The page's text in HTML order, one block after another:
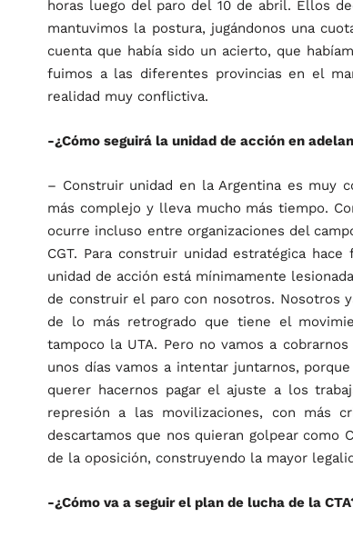
horas luego del paro del 10 de abril. Ellos
mantuvimos la postura, jugándonos una
cuenta que había sido un acierto, que
fuimos a las diferentes provincias en el
realidad muy conflictiva.
-¿Cómo seguirá la unidad de acción en
– Construir unidad en la Argentina es muy
más complejo y lleva mucho más tiempo.
ocurre incluso entre organizaciones del
CGT. Para construir unidad estratégica
unidad de acción está mínimamente
de construir el paro con nosotros. Nosotros
de lo más retrogrado que tiene el
tampoco la UTA. Pero no vamos a
unos días vamos a intentar juntarnos,
querer hacernos pagar el ajuste a los
represión a las movilizaciones, con más
descartamos que nos quieran golpear como
de la oposición, construyendo la mayor
-¿Cómo va a seguir el plan de lucha de la